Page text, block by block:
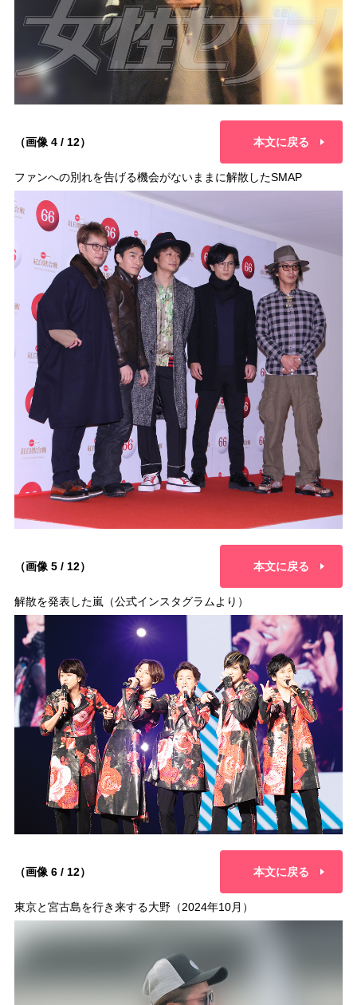
（画像 4 / 12） 本文に戻る
ファンへの別れを告げる機会がないままに解散したSMAP
（画像 5 / 12） 本文に戻る
解散を発表した嵐（公式インスタグラムより）
（画像 6 / 12） 本文に戻る
東京と宮古島を行き来する大野（2024年10月）